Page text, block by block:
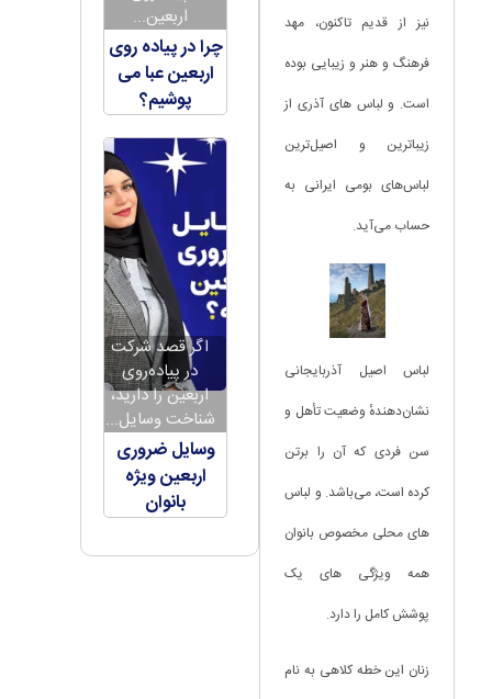
نیز از قدیم تاکنون، مهد
فرهنگ و هنر و زیبایی بوده
است. و لباس های آذری از
زیباترین و اصیل‌ترین
لباس‌های بومی ایرانی به
حساب می‌آید.
لباس اصیل آذربایجانی
نشان‌دهندهٔ وضعیت تأهل و
سن فردی که آن را برتن
کرده است، می‌باشد. و لباس
های محلی مخصوص بانوان
همه ویژگی های یک
پوشش کامل را دارد.
زنان این خطه کلاهی به نام
اربعین...
چرا در پیاده روی
اربعین عبا می
پوشیم؟
اگر قصد شرکت
در پیاده‌روی
اربعین را دارید،
شناخت وسایل...
وسایل ضروری
اربعین ویژه
بانوان